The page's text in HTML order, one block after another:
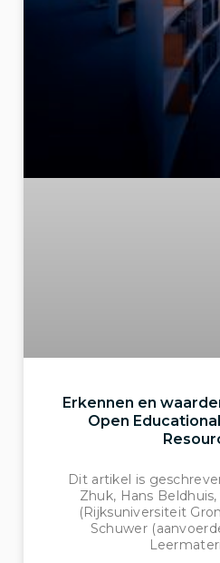
Erkennen en
Open
Dit artikel is
Zhuk, Hans
(Rijksuniversiteit
Schuwer